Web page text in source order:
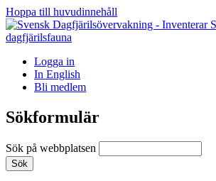
Hoppa till huvudinnehåll
Logga in
In English
Bli medlem
Sökformulär
Sök på webbplatsen